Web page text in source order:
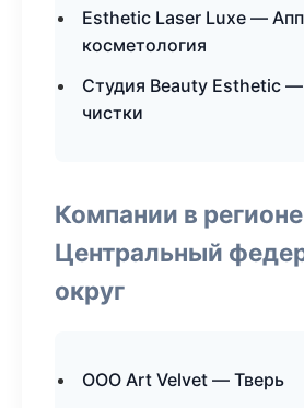
Esthetic Laser Luxe —
косметология
Студия Beauty Esthetic
чистки
Компании в
Центральный
округ
ООО Art Velvet — Тверь